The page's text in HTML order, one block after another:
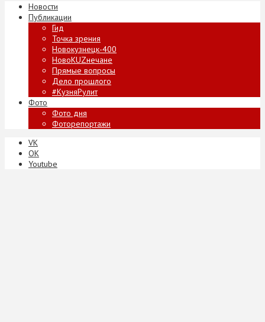
Новости
Публикации
Гид
Точка зрения
Новокузнецк-400
НовоKUZнечане
Прямые вопросы
Дело прошлого
#КузняРулит
Фото
Фото дня
Фоторепортажи
VK
ОК
Youtube